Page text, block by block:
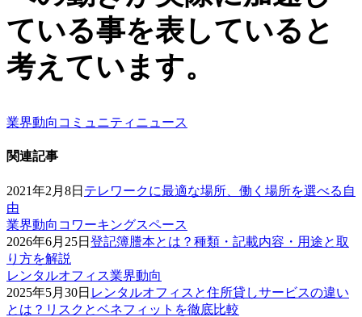
ている事を表していると
考えています。
業界動向 コミュニティニュース
関連記事
2021年2月8日 テレワークに最適な場所、働く場所を選べる自
由
業界動向 コワーキングスペース
2026年6月25日 登記簿謄本とは？種類・記載内容・用途と取
り方を解説
レンタルオフィス業界動向
2025年5月30日 レンタルオフィスと住所貸しサービスの違い
とは？リスクとベネフィットを徹底比較